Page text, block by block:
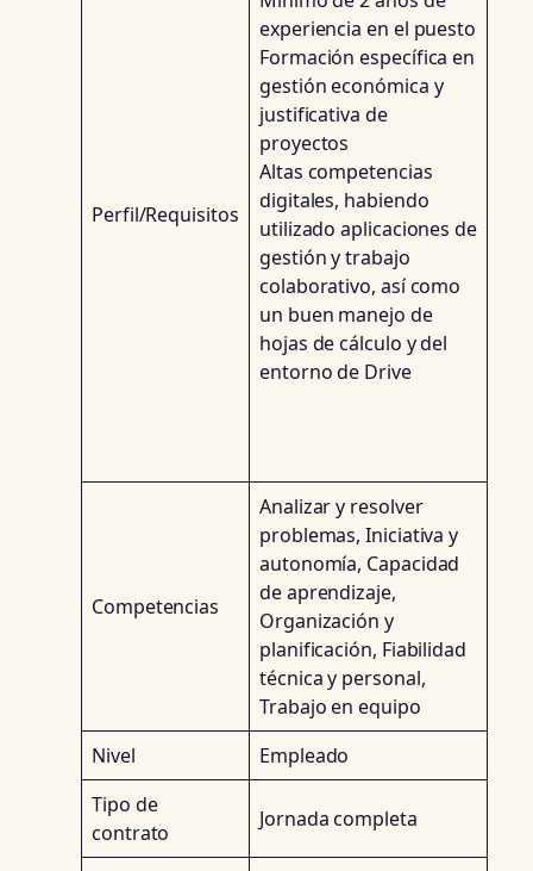
Perfil/Requisitos
experiencia en el puesto
Formación específica en
gestión económica y
justificativa de
proyectos
Altas competencias
digitales, habiendo
utilizado aplicaciones de
gestión y trabajo
colaborativo, así como
un buen manejo de
hojas de cálculo y del
entorno de Drive
Competencias
Analizar y resolver
problemas, Iniciativa y
autonomía, Capacidad
de aprendizaje,
Organización y
planificación, Fiabilidad
técnica y personal,
Trabajo en equipo
Nivel
Empleado
Tipo de
contrato
Jornada completa